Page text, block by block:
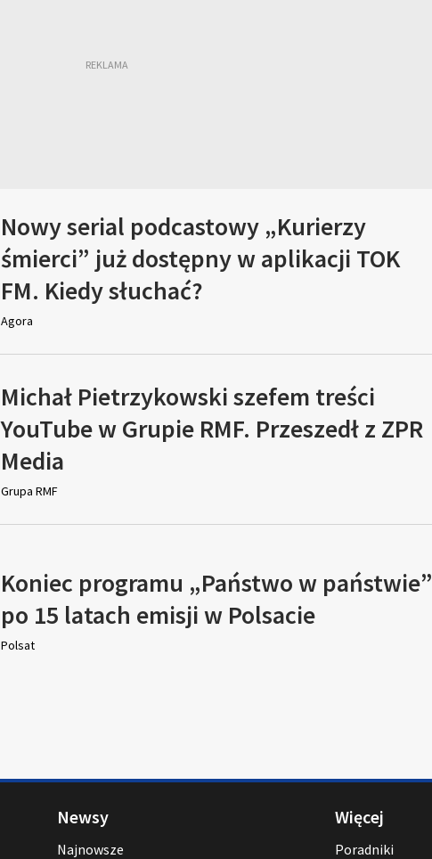
Nowy serial podcastowy „Kurierzy
śmierci” już dostępny w aplikacji TOK
FM. Kiedy słuchać?
Agora
Michał Pietrzykowski szefem treści
YouTube w Grupie RMF. Przeszedł z ZPR
Media
Grupa RMF
Koniec programu „Państwo w państwie”
po 15 latach emisji w Polsacie
Polsat
Newsy
Najnowsze
Więcej
Poradniki